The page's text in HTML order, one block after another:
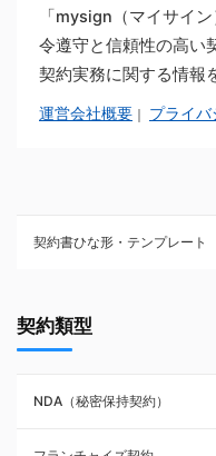
「mysign（マイサイ
令遵守と信頼性の高い
契約実務に関する情報
運営会社概要 ｜ プライバ
契約書ひな形・テンプレート
NDA（秘密保持契約）
業務委託契約
契約類型
NDA（秘密保持契約）